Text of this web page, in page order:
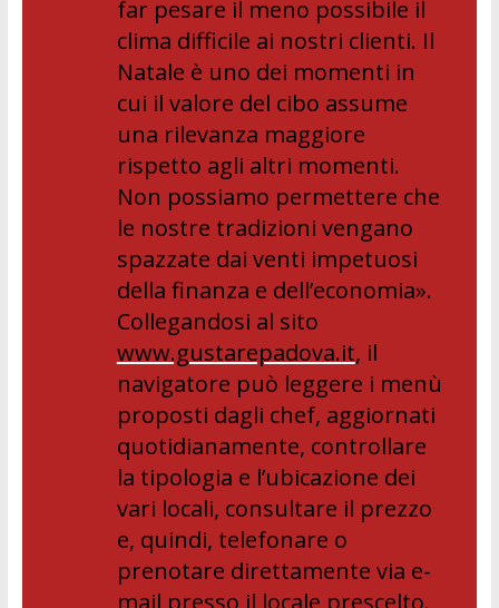
far pesare il meno possibile il
clima difficile ai nostri clienti. Il
Natale è uno dei momenti in
cui il valore del cibo assume
una rilevanza maggiore
rispetto agli altri momenti.
Non possiamo permettere che
le nostre tradizioni vengano
spazzate dai venti impetuosi
della finanza e dell’economia».
Collegandosi al sito
www.gustarepadova.it, il
navigatore può leggere i menù
proposti dagli chef, aggiornati
quotidianamente, controllare
la tipologia e l’ubicazione dei
vari locali, consultare il prezzo
e, quindi, telefonare o
prenotare direttamente via e-